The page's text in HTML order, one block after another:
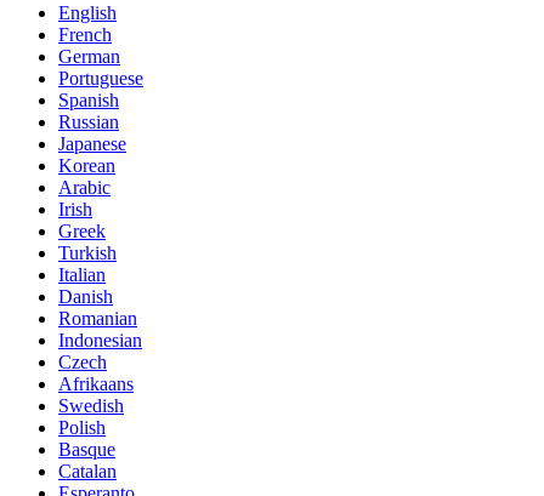
English
French
German
Portuguese
Spanish
Russian
Japanese
Korean
Arabic
Irish
Greek
Turkish
Italian
Danish
Romanian
Indonesian
Czech
Afrikaans
Swedish
Polish
Basque
Catalan